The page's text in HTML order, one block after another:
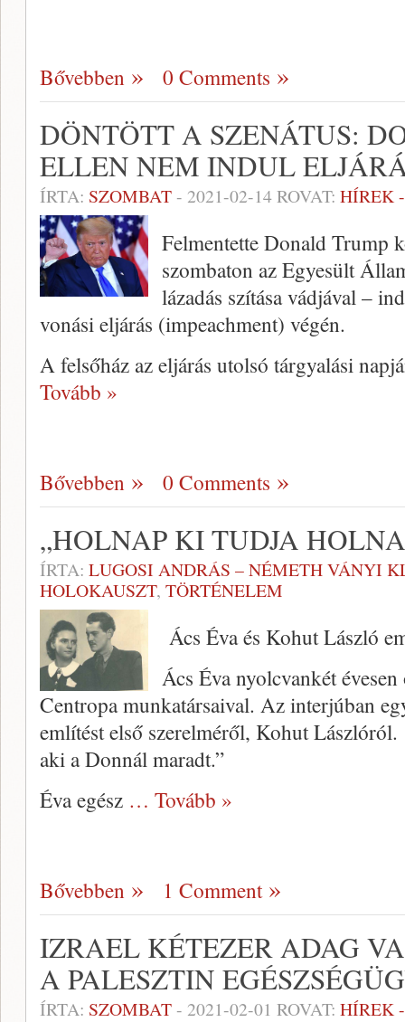
Bővebben 0 Comments
DÖNTÖTT A SZENÁTUS:
ELLEN NEM INDUL
ÍRTA: SZOMBAT- 2021-02-14ROVAT: HÍREK
Felmentette Donald Trump
szombaton az Egyesült
lázadás szítása vádjával –
vonási eljárás (impeachment) végén.
A felsőház az eljárás utolsó tárgyalási
Tovább »
Bővebben 0 Comments
„HOLNAP KI TUDJA
ÍRTA: LUGOSI ANDRÁS – NÉMETH VÁNYI
HOLOKAUSZT, TÖRTÉNELEM
Ács Éva és Kohut László
Ács Éva nyolcvankét
Centropa munkatársaival. Az interjúban
említést első szerelméről, Kohut
aki a Donnál maradt.”
Éva egész … Tovább »
Bővebben 1 Comment
IZRAEL KÉTEZER ADAG
A PALESZTIN
ÍRTA: SZOMBAT- 2021-02-01 ROVAT: HÍREK